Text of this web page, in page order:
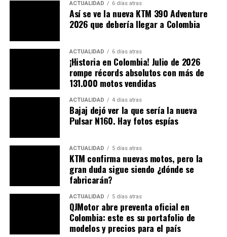
Que piensas de este Scooter, a nosotros nos interesan
tus opiniones, quedamos pendientes de tus
Dejamos una galería de fotografías para que la
DESCARGAAHORA MISMO NUESTRA APP
ACTUALIDAD 6 días atras
Así se ve la nueva KTM 390 Adventure
2026 que debería llegar a Colombia
ACTUALIDAD 6 días atras
¡Historia en Colombia! Julio de 2026
rompe récords absolutos con más de
131.000 motos vendidas
ACTUALIDAD 4 días atras
Bajaj dejó ver la que sería la nueva
Pulsar N160. Hay fotos espías
ACTUALIDAD 5 días atras
KTM confirma nuevas motos, pero la
gran duda sigue siendo ¿dónde se
fabricarán?
ACTUALIDAD 5 días atras
QJMotor abre preventa oficial en
Colombia: este es su portafolio de
modelos y precios para el país